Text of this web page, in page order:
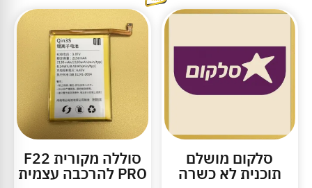
סלקום מושלם
תוכנית לא כשרה
סוללה מקורית F22
PRO להרכבה עצמית